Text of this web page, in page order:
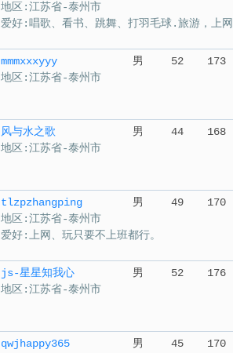
地区:江苏省-泰州市
爱好:唱歌、看书、跳舞、打羽毛球.旅游，上
mmmxxxyyy 男 52 173
地区:江苏省-泰州市
风与水之歌 男 44 168
地区:江苏省-泰州市
tlzpzhangping 男 49 170
地区:江苏省-泰州市
爱好:上网、玩只要不上班都行。
js-星星知我心 男 52 176
地区:江苏省-泰州市
qwjhappy365 男 45 170